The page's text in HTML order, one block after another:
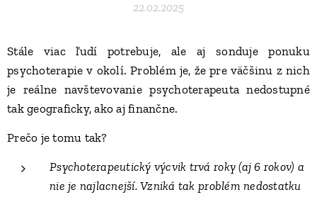
22.02.2025
Stále viac ľudí potrebuje, ale aj sonduje ponuku
psychoterapie v okolí. Problém je, že pre väčšinu z nich
je reálne navštevovanie psychoterapeuta nedostupné
tak geograficky, ako aj finančne.
Prečo je tomu tak?
Psychoterapeutický výcvik trvá roky (aj 6 rokov) a
nie je najlacnejší. Vzniká tak problém nedostatku